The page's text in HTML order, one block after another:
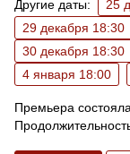
Другие даты: 25
29 декабря 18:30
30 декабря 18:30
4 января 18:00
Премьера